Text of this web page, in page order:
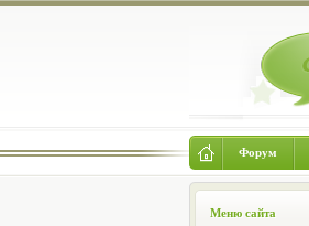
Форум
Меню сайта